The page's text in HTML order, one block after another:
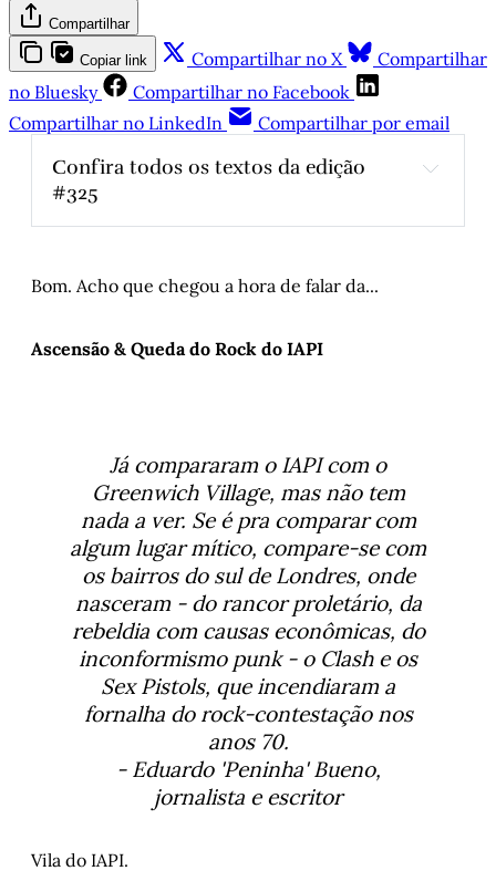
Compartilhar
Copiar link Compartilhar no X
Compartilhar
no Bluesky
Compartilhar no Facebook
Compartilhar no LinkedIn
Compartilhar por email
Confira todos os textos da edição
#325
A cidade inventada por suas canções, por
Complexo de Ismene, por Paulo Damin
Grande Guarani, por Artur Barcelos
Terceiro Mundo
, por Breno Pedrosa e Paulo
Soares
Minha mãe é professora... De português
por Bruno Negrão
Mateando em Paris , por Juremir Machado
da Silva
Entre o mundo e eu – Capítulo V, por
Marlon Pires Ramos
O velho Beco do Rosário como leitura para
vestibulandos na USP – Entrevista com Ana
, por Luís Augusto Fischer
Porto Alegre, 1912 – Miguel Weingartner, de
cartunista a conselheiro municipal pelo
, por Arnoldo Doberstein
Gonçalo Ferraz
Bom. Acho que chegou a hora de falar da...
Ascensão & Queda do Rock do IAPI
Já compararam o IAPI com o
Greenwich Village, mas não tem
nada a ver. Se é pra comparar com
algum lugar mítico, compare-se com
os bairros do sul de Londres, onde
nasceram - do rancor proletário, da
rebeldia com causas econômicas, do
inconformismo punk - o Clash e os
Sex Pistols, que incendiaram a
fornalha do rock-contestação nos
anos 70.
- Eduardo 'Peninha' Bueno,
jornalista e escritor
Vila do IAPI.